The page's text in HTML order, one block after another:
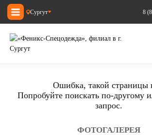
Сургут 8
Ошибка, такой страницы
Попробуйте поискать по-другому
запрос.
ФОТОГАЛЕРЕЯ